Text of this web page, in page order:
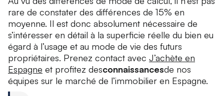
rare de constater des différences de 15% en
moyenne. Il est donc absolument nécessaire de
s’intéresser en détail à la superficie réelle du bien eu
égard à l’usage et au mode de vie des futurs
propriétaires. Prenez contact avec J’achète en
Espagne et profitez desconnaissancesde nos
équipes sur le marché de l’immobilier en Espagne.